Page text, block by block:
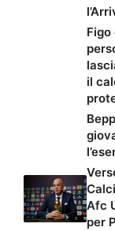
Figo
il
Afc
per